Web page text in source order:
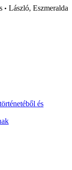
• László, Eszmeralda
és